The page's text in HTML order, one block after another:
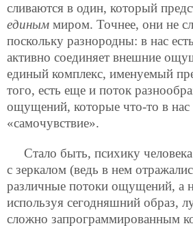
сливаются в один, который
единым миром. Точнее, они не
поскольку разнородны: в нас
активно соединяет внешние
единый комплекс, именуемый
того, есть еще и поток
ощущений, которые что-то в нас
«самочувствие».
Стало быть, психику
с зеркалом (ведь в нем
различные потоки ощущений, а
используя сегодняшний образ,
сложно запрограммированным